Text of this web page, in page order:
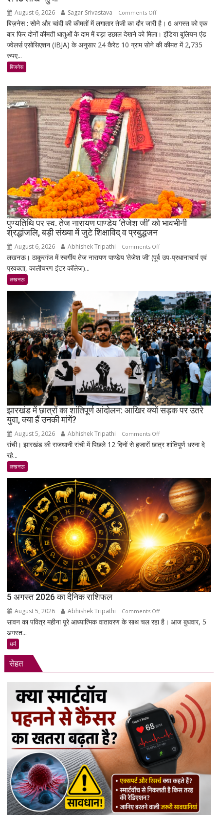
August 6, 2026 Sagar Srivastava Comments Offon
सोना-
चांदी
फिर
में
सोना
₹5,501
महंगा,
10
ग्राम
का
भाव
₹1.48
लाख
पहुंचा
बिज़नेस : सोने और चांदी की कीमतों में लगातार तेजी का दौर जारी है। 6 अगस्त को एक
बार फिर दोनों कीमती धातुओं के दाम में बड़ा उछाल देखने को मिला। इंडिया बुलियन एंड
ज्वेलर्स एसोसिएशन (IBJA) के अनुसार 24 कैरेट 10 ग्राम सोने की कीमत में 2,735
रुपए...
बिजनेस
पुण्यतिथि पर स्व. तेज नारायण पाण्डेय ‘तेजेश जी’ को भावभीनी
श्रद्धांजलि, बड़ी संख्या में जुटे शिक्षाविद् व प्रबुद्धजन
August 6, 2026 Abhishek Tripathi Comments Offon
पुण्यतिथि
तेज
नारायण
पाण्डेय
‘तेजेश
जी’
को
भावभीनी
श्रद्धांजलि,
बड़ी
संख्या
में
जुटे
प्रबुद्धजन
लखनऊ। ठाकुरगंज में स्वर्गीय तेज नारायण पाण्डेय ‘तेजेश जी’ (पूर्व उप-प्रधानाचार्य एवं
प्रवक्ता, कालीचरण इंटर कॉलेज)...
लखनऊ
झारखंड में छात्रों का शांतिपूर्ण आंदोलन: आखिर क्यों सड़क पर उतरे
युवा, क्या हैं उनकी मांगें?
August 5, 2026 Abhishek Tripathi Comments Offon
झारखंड
शांतिपूर्ण
आंदोलन:
आखिर
क्यों
सड़क
पर
उतरे
युवा,
क्या
हैं
उनकी
रांची। झारखंड की राजधानी रांची में पिछले 12 दिनों से हजारों छात्र शांतिपूर्ण धरना दे
रहे...
लखनऊ
5 अगस्त 2026 का दैनिक राशिफल
August 5, 2026 Abhishek Tripathi Comments Offon
5
सावन का पवित्र महीना पूरे आध्यात्मिक वातावरण के साथ चल रहा है। आज बुधवार, 5
अगस्त...
धर्म
सेहत